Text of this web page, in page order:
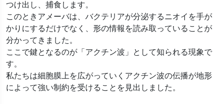
つけ出し、捕食します。
このときアメーバは、バクテリアが分泌するニオイを手が
かりにするだけでなく、形の情報を読み取っていることが
分かってきました。
ここで鍵となるのが「アクチン波」として知られる現象で
す。
私たちは細胞膜上を広がっていくアクチン波の伝播が地形
によって強い制約を受けることを見出しました。